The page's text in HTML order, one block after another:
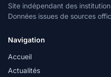
Site indépendant des
Données issues de sources
Navigation
Accueil
Actualités